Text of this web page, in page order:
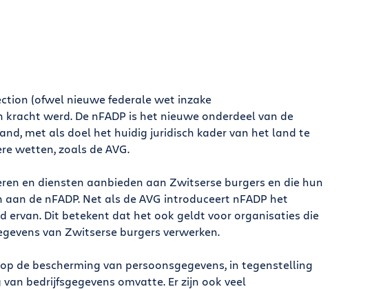
(ofwel nieuwe federale wet inzake
werd. De nFADP is het nieuwe onderdeel van de
met als doel het huidig juridisch kader van het land te
wetten, zoals de AVG.
en diensten aanbieden aan Zwitserse burgers en die hun
de nFADP. Net als de AVG introduceert nFADP het
Dit betekent dat het ook geldt voor organisaties die
van Zwitserse burgers verwerken.
de bescherming van persoonsgegevens, in tegenstelling
bedrijfsgegevens omvatte. Er zijn ook veel